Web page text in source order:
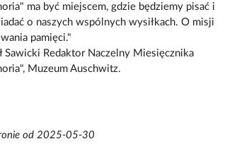
ma być miejscem, gdzie będziemy pisać i
o naszych wspólnych wysiłkach. O misji
pamięci."
Sawicki Redaktor Naczelny Miesięcznika
Muzeum Auschwitz.
od 2025-05-30